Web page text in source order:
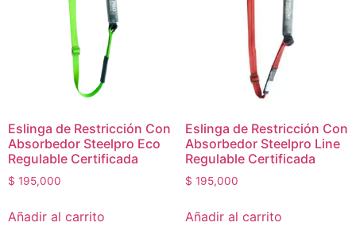
Eslinga de Restricción Con
Absorbedor Steelpro Eco
Regulable Certificada
$ 195,000
Añadir al carrito
Eslinga de Restricción Con
Absorbedor Steelpro Line
Regulable Certificada
$ 195,000
Añadir al carrito